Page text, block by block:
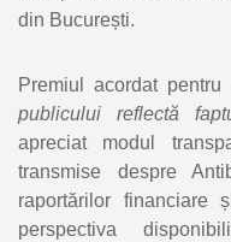
din București.
Premiul acordat pentru
publicului reflectă
apreciat modul
transmise despre
raportărilor financiare
perspectiva